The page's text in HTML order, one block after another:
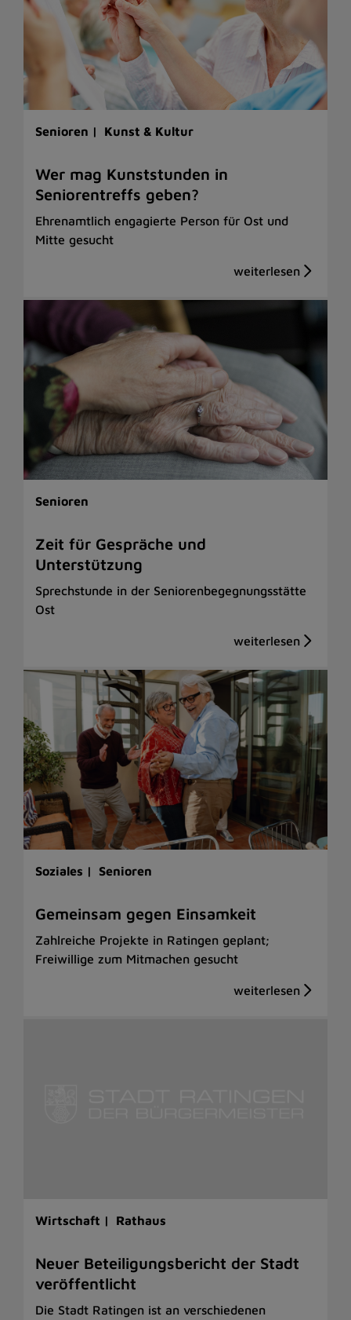
Senioren | Kunst & Kultur
Wer mag Kunststunden in
Seniorentreffs geben?
Ehrenamtlich engagierte Person für Ost und
Mitte gesucht
Senioren
Zeit für Gespräche und
Unterstützung
Sprechstunde in der Seniorenbegegnungsstätte
Ost
Soziales | Senioren
Gemeinsam gegen Einsamkeit
Zahlreiche Projekte in Ratingen geplant;
Freiwillige zum Mitmachen gesucht
Wirtschaft | Rathaus
Neuer Beteiligungsbericht der Stadt
veröffentlicht
Die Stadt Ratingen ist an verschiedenen